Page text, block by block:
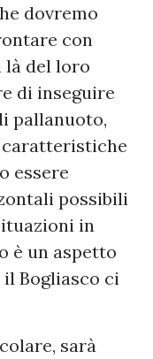
dovremo
con
là del loro
di inseguire
pallanuoto,
caratteristiche
essere
possibili
in
è un aspetto
Bogliasco ci
sarà